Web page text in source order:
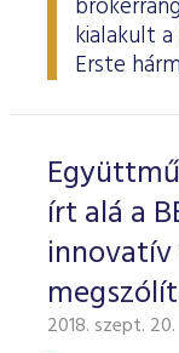
ESG
kialakult
Erste
írt alá a
2018. szept. 20.